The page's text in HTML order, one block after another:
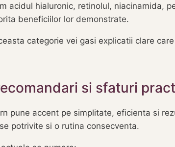
acidul hialuronic, retinolul, niacinamida,
beneficiilor lor demonstrate.
categorie vei gasi explicatii clare
si sfaturi
pune accent pe simplitate, eficienta si
potrivite si o rutina consecventa.